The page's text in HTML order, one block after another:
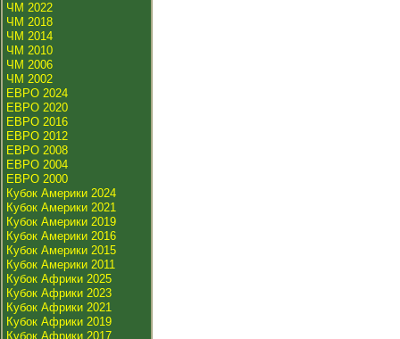
ЧМ 2022
ЧМ 2018
ЧМ 2014
ЧМ 2010
ЧМ 2006
ЧМ 2002
ЕВРО 2024
ЕВРО 2020
ЕВРО 2016
ЕВРО 2012
ЕВРО 2008
ЕВРО 2004
ЕВРО 2000
Кубок Америки 2024
Кубок Америки 2021
Кубок Америки 2019
Кубок Америки 2016
Кубок Америки 2015
Кубок Америки 2011
Кубок Африки 2025
Кубок Африки 2023
Кубок Африки 2021
Кубок Африки 2019
Кубок Африки 2017